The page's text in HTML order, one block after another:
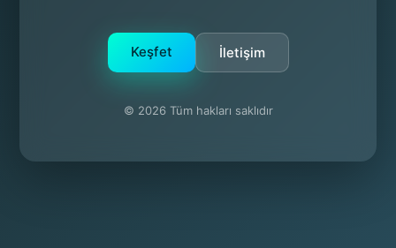
Keşfet İletişim
© 2026 Tüm hakları saklıdır